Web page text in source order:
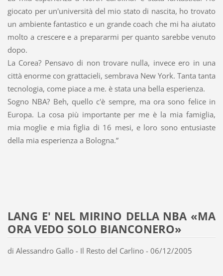
giocato per un'università del mio stato di nascita, ho trovato
un ambiente fantastico e un grande coach che mi ha aiutato
molto a crescere e a prepararmi per quanto sarebbe venuto
dopo.
La Corea? Pensavo di non trovare nulla, invece ero in una
città enorme con grattacieli, sembrava New York. Tanta tanta
tecnologia, come piace a me. è stata una bella esperienza.
Sogno NBA? Beh, quello c'è sempre, ma ora sono felice in
Europa. La cosa più importante per me è la mia famiglia,
mia moglie e mia figlia di 16 mesi, e loro sono entusiaste
della mia esperienza a Bologna.”
LANG E' NEL MIRINO DELLA NBA «MA
ORA VEDO SOLO BIANCONERO»
di Alessandro Gallo - Il Resto del Carlino - 06/12/2005